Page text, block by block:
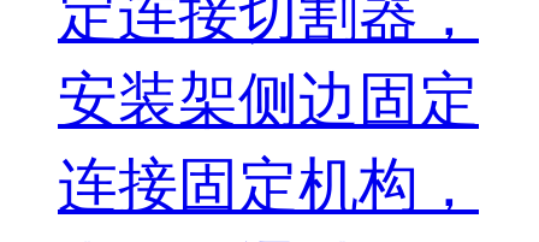
定连接切割器，
安装架侧边固定
连接固定机构，